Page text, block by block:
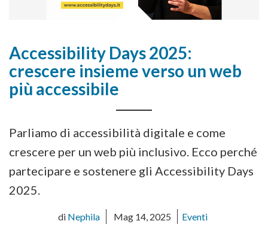
Accessibility Days 2025:
crescere insieme verso un web
più accessibile
Parliamo di accessibilità digitale e come
crescere per un web più inclusivo. Ecco perché
partecipare e sostenere gli Accessibility Days
2025.
di Nephila Mag 14, 2025 Eventi